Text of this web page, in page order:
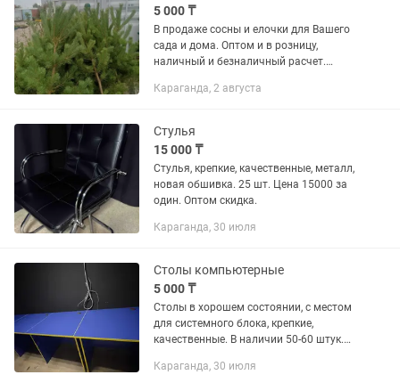
5 000 ₸
В продаже сосны и елочки для Вашего
сада и дома. Оптом и в розницу,
наличный и безналичный расчет.
благоустройства под ключ.
Караганда, 2 августа
Стулья
15 000 ₸
Стулья, крепкие, качественные, металл,
новая обшивка. 25 шт. Цена 15000 за
один. Оптом скидка.
Караганда, 30 июля
Столы компьютерные
5 000 ₸
Столы в хорошем состоянии, с местом
для системного блока, крепкие,
качественные. В наличии 50-60 штук.
Караганда, 30 июля